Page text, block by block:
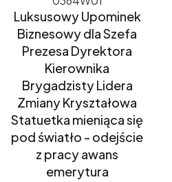
Luksusowy Upominek
Biznesowy dla Szefa
Prezesa Dyrektora
Kierownika
Brygadzisty Lidera
Zmiany Kryształowa
Statuetka mieniąca się
pod światło - odejście
z pracy awans
emerytura